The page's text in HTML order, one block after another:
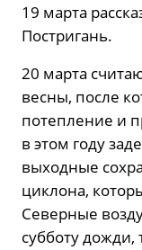
19 марта
Постригань.
20 марта
весны, после
потепление и
в этом году
выходные
циклона,
Северные
субботу